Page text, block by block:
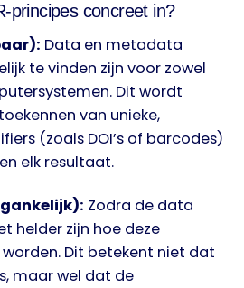
principes concreet in?
Data en metadata
te vinden zijn voor zowel
Dit wordt
van unieke,
(zoals DOI’s of barcodes)
elk resultaat.
Zodra de data
helder zijn hoe deze
Dit betekent niet dat
maar wel dat de